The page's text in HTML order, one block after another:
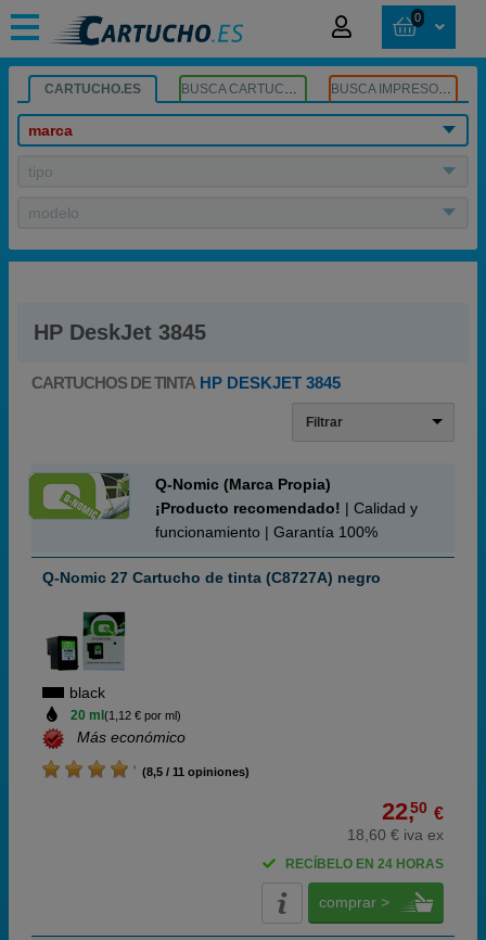
0
CARTUCHO.ES BUSCA CARTUCHOS BUSCA IMPRESORA
marca
tipo
modelo
HP DeskJet 3845
CARTUCHOS DE TINTA HP DESKJET 3845
Filtrar
Q-Nomic (Marca Propia)
¡Producto recomendado! | Calidad y
funcionamiento | Garantía 100%
Q-Nomic 27 Cartucho de tinta (C8727A) negro
black
20 ml (1,12 € por ml)
Más económico
(8,5 / 11 opiniones)
22,50 €
18,60 € iva ex
RECÍBELO EN 24 HORAS
comprar >